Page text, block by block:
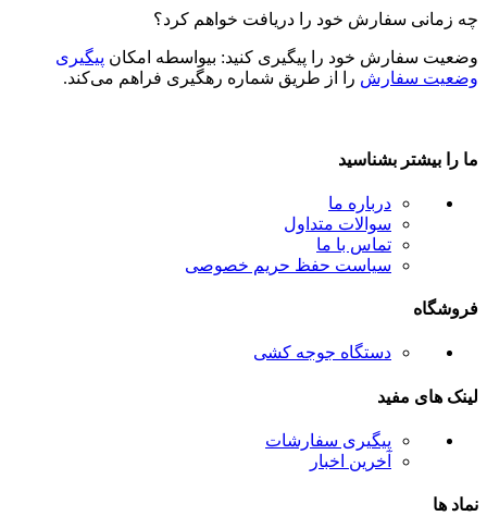
چه زمانی سفارش خود را دریافت خواهم کرد؟
وضعیت سفارش خود را پیگیری کنید: بیواسطه امکان پیگیری
وضعیت سفارش را از طریق شماره رهگیری فراهم می‌کند.
ما را بیشتر بشناسید
درباره ما
سوالات متداول
تماس با ما
سیاست حفظ حریم خصوصی
فروشگاه
دستگاه جوجه کشی
لینک های مفید
پیگیری سفارشات
آخرین اخبار
نماد ها